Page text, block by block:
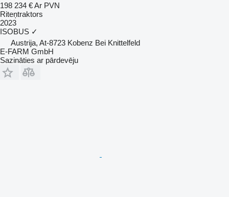
198 234 €Ar PVN
Riteņtraktors
2023
ISOBUS ✓
Austrija, At-8723 Kobenz Bei Knittelfeld
E-FARM GmbH
Sazināties ar pārdevēju